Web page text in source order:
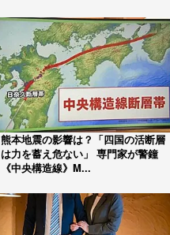
熊本地震の影響は？「四国の活断層
は力を蓄え危ない」 専門家が警鐘
《中央構造線》M...